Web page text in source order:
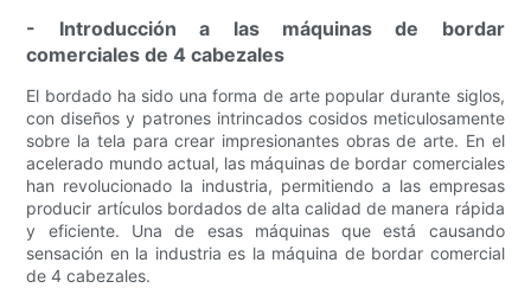
- Introducción a las máquinas de bordar
comerciales de 4 cabezales
El bordado ha sido una forma de arte popular durante siglos,
con diseños y patrones intrincados cosidos meticulosamente
sobre la tela para crear impresionantes obras de arte. En el
acelerado mundo actual, las máquinas de bordar comerciales
han revolucionado la industria, permitiendo a las empresas
producir artículos bordados de alta calidad de manera rápida
y eficiente. Una de esas máquinas que está causando
sensación en la industria es la máquina de bordar comercial
de 4 cabezales.